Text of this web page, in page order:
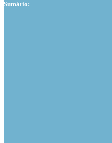
Sumário: